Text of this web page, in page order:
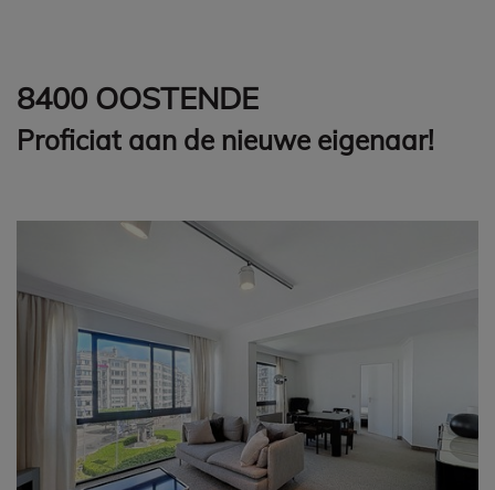
8400 OOSTENDE
Proficiat aan de nieuwe eigenaar!